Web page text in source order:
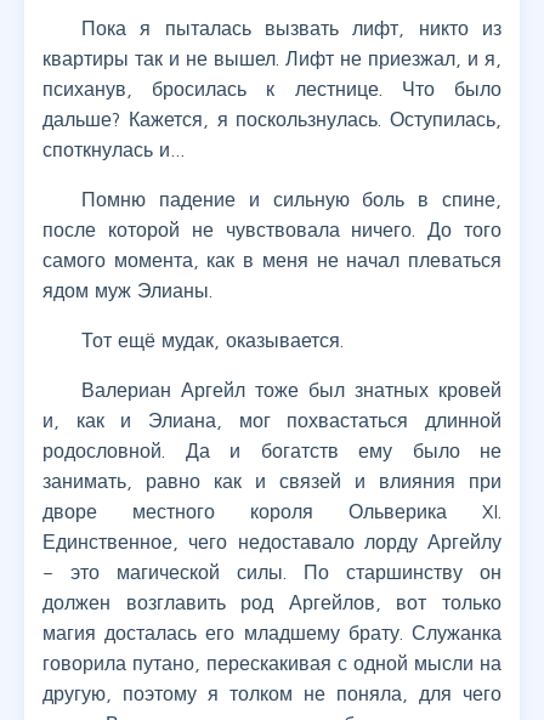
Пока я пыталась вызвать лифт, никто из
квартиры так и не вышел. Лифт не приезжал, и я,
психанув, бросилась к лестнице. Что было
дальше? Кажется, я поскользнулась. Оступилась,
споткнулась и…
Помню падение и сильную боль в спине,
после которой не чувствовала ничего. До того
самого момента, как в меня не начал плеваться
ядом муж Элианы.
Тот ещё мудак, оказывается.
Валериан Аргейл тоже был знатных кровей
и, как и Элиана, мог похвастаться длинной
родословной. Да и богатств ему было не
занимать, равно как и связей и влияния при
дворе местного короля Ольверика XI.
Единственное, чего недоставало лорду Аргейлу
– это магической силы. По старшинству он
должен возглавить род Аргейлов, вот только
магия досталась его младшему брату. Служанка
говорила путано, перескакивая с одной мысли на
другую, поэтому я толком не поняла, для чего